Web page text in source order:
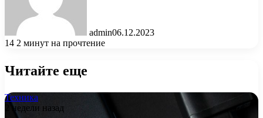
admin06.12.2023
14 2 минут на прочтение
Читайте еще
Техника
2 недели назад